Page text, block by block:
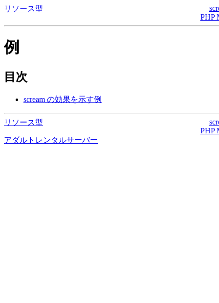
リソース型
PHP
例
目次
scream の効果を示す例
リソース型
PHP
アダルトレンタルサーバー